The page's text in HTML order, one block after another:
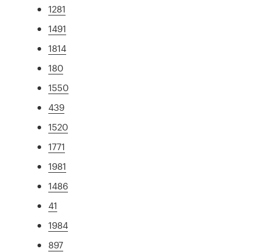
1281
1491
1814
180
1550
439
1520
1771
1981
1486
41
1984
897